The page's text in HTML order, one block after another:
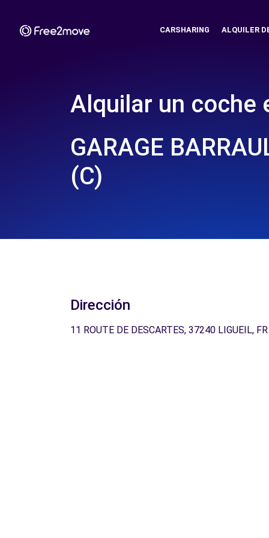
CARSHARING ALQUILER
Alquilar un coche
GARAGE
(C)
Dirección
11 ROUTE DE DESCARTES, 37240 LIGUEIL, FR